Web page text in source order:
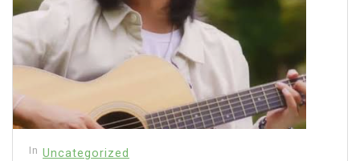
In Uncategorized